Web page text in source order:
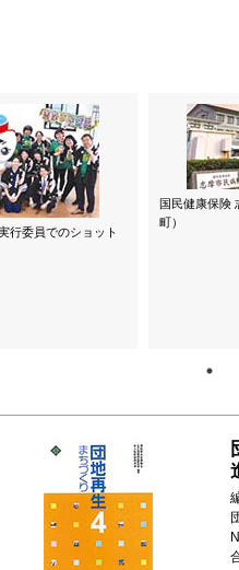
行委員でのショット
国民健康保険
町）